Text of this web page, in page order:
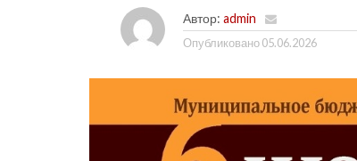
Автор: admin
Опубликовано 05.06.2026